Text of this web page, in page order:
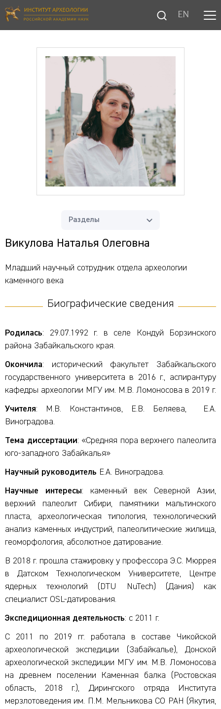
EN
Разделы
Викулова Наталья Олеговна
Младший научный сотрудник отдела археологии
каменного века
Биографические сведения
Родилась: 29.07.1992 г. в селе Кондуй Борзинского
района Забайкальского края.
Окончила: исторический факультет Забайкальского
государственного университета в 2016 г., аспирантуру
кафедры археологии МГУ им. М.В. Ломоносова в 2019 г.
Учителя: М.В. Константинов, Е.В. Беляева, Е.А.
Виноградова.
Тема диссертации: «Средняя пора верхнего палеолита
юго-западного Забайкалья»
Научный руководитель Е.А. Виноградова.
Научные интересы: каменный век Северной Азии,
верхний палеолит Сибири, памятники мальтинского
пласта, археологическая типология, технологический
анализ каменных индустрий, палеолитические жилища,
геоморфология, абсолютное датирование.
В 2018 г. прошла стажировку у профессора Э.С. Мюррея
в Датском Технологическом Университете, Центре
ядерных технологий (DTU NuTech) (Дания) как
специалист OSL-датирования.
Экспедиционная деятельность: с 2011 г.
С 2011 по 2019 гг. работала в составе Чикойской
археологической экспедиции (Забайкалье), Донской
археологической экспедиции МГУ им. М.В. Ломоносова
на древнем поселении Каменная балка (Ростовская
область, 2018 г.), Дирингского отряда Института
мерзлотоведения им. П.М. Мельникова СО РАН (Якутия,